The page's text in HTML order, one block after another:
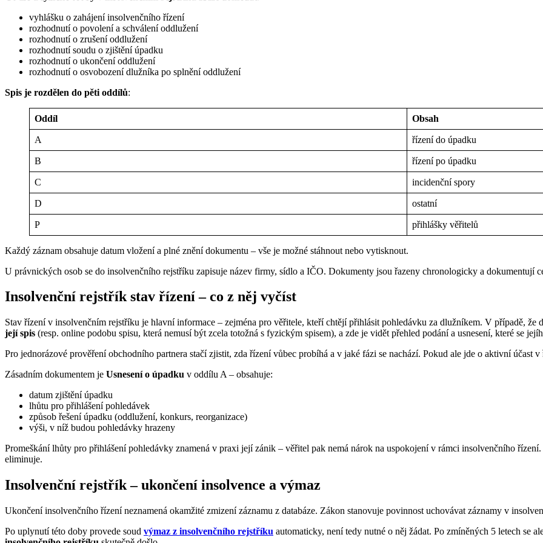
vyhlášku o zahájení insolvenčního řízení
rozhodnutí o povolení a schválení oddlužení
rozhodnutí o zrušení oddlužení
rozhodnutí soudu o zjištění úpadku
rozhodnutí o ukončení oddlužení
rozhodnutí o osvobození dlužníka po splnění oddlužení
Spis je rozdělen do pěti oddílů:
Oddíl Obsah
A řízení do úpadku
B řízení po úpadku
C incidenční spory
D ostatní
P přihlášky věřitelů
Každý záznam obsahuje datum vložení a plné znění dokumentu – vše je možné stáhnout nebo vytisknout.
U právnických osob se do insolvenčního rejstříku zapisuje název firmy, sídlo a IČO. Dokumenty jsou řazeny chronologicky a dokumentují
Insolvenční rejstřík stav řízení – co z něj vyčíst
Stav řízení v insolvenčním rejstříku je hlavní informace – zejména pro věřitele, kteří chtějí přihlásit pohledávku za dlužníkem. V případě, že
její spis (resp. online podobu spisu, která nemusí být zcela totožná s fyzickým spisem), a zde je vidět přehled podání a usnesení, které se
Pro jednorázové prověření obchodního partnera stačí zjistit, zda řízení vůbec probíhá a v jaké fázi se nachází. Pokud ale jde o aktivní účast
Zásadním dokumentem je Usnesení o úpadku v oddílu A – obsahuje:
datum zjištění úpadku
lhůtu pro přihlášení pohledávek
způsob řešení úpadku (oddlužení, konkurs, reorganizace)
výši, v níž budou pohledávky hrazeny
Promeškání lhůty pro přihlášení pohledávky znamená v praxi její zánik – věřitel pak nemá nárok na uspokojení v rámci insolvenčního
eliminuje.
Insolvenční rejstřík – ukončení insolvence a výmaz
Ukončení insolvenčního řízení neznamená okamžité zmizení záznamu z databáze. Zákon stanovuje povinnost uchovávat záznamy v
Po uplynutí této doby provede soud výmaz z insolvenčního rejstříku automaticky, není tedy nutné o něj žádat. Po zmíněných 5 letech se